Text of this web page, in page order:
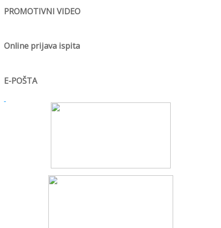
PROMOTIVNI VIDEO
Online prijava ispita
E-POŠTA